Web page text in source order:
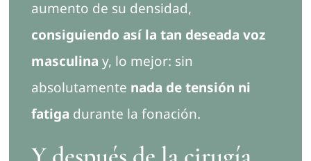
aumento de su densidad,
consiguiendo así la tan deseada voz
masculina y, lo mejor: sin
absolutamente nada de tensión ni
fatiga durante la fonación.